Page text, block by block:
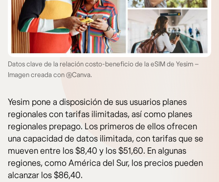
Datos clave de la relación costo-beneficio de la eSIM de Yesim –
Imagen creada con @Canva.
Yesim pone a disposición de sus usuarios planes
regionales con tarifas ilimitadas, así como planes
regionales prepago. Los primeros de ellos ofrecen
una capacidad de datos ilimitada, con tarifas que se
mueven entre los $8,40 y los $51,60. En algunas
regiones, como América del Sur, los precios pueden
alcanzar los $86,40.